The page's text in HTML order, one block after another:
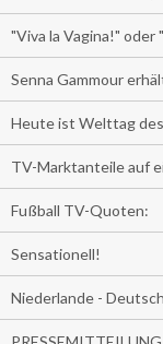
"Viva la Vagina!"
Senna Gammour
Heute ist Welttag
TV-Marktanteile auf
Fußball TV-Quoten:
Sensationell!
Niederlande -